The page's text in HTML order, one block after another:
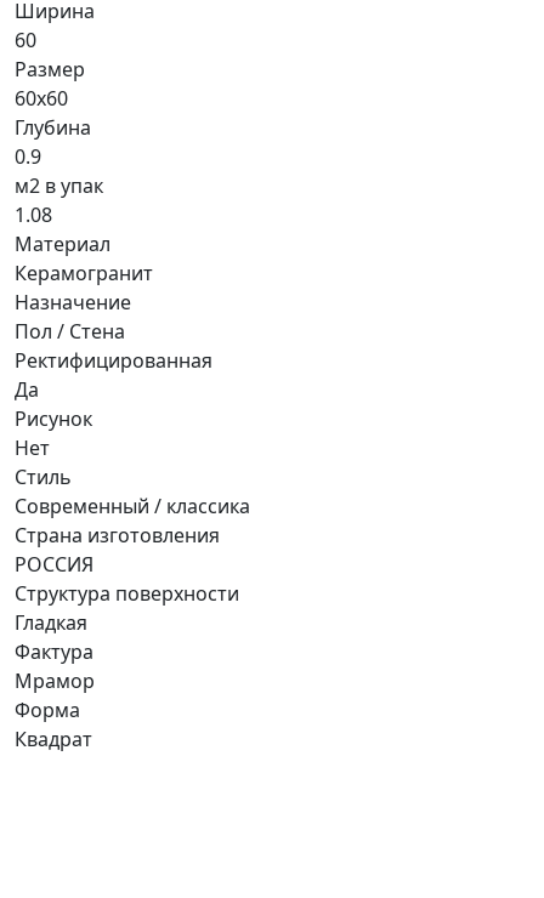
Ширина
60
Размер
60x60
Глубина
0.9
м2 в упак
1.08
Материал
Керамогранит
Назначение
Пол / Стена
Ректифицированная
Да
Рисунок
Нет
Стиль
Современный / классика
Страна изготовления
РОССИЯ
Структура поверхности
Гладкая
Фактура
Мрамор
Форма
Квадрат